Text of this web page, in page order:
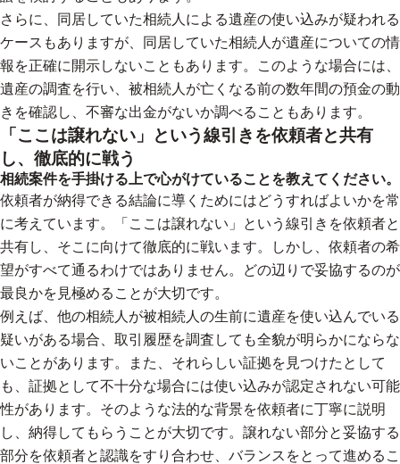
さらに、同居していた相続人による遺産の使い込みが疑われる
ケースもありますが、同居していた相続人が遺産についての情
報を正確に開示しないこともあります。このような場合には、
遺産の調査を行い、被相続人が亡くなる前の数年間の預金の動
きを確認し、不審な出金がないか調べることもあります。
「ここは譲れない」という線引きを依頼者と共有
し、徹底的に戦う
相続案件を手掛ける上で心がけていることを教えてください。
依頼者が納得できる結論に導くためにはどうすればよいかを常
に考えています。「ここは譲れない」という線引きを依頼者と
共有し、そこに向けて徹底的に戦います。しかし、依頼者の希
望がすべて通るわけではありません。どの辺りで妥協するのが
最良かを見極めることが大切です。
例えば、他の相続人が被相続人の生前に遺産を使い込んでいる
疑いがある場合、取引履歴を調査しても全貌が明らかにならな
いことがあります。また、それらしい証拠を見つけたとして
も、証拠として不十分な場合には使い込みが認定されない可能
性があります。そのような法的な背景を依頼者に丁寧に説明
し、納得してもらうことが大切です。譲れない部分と妥協する
部分を依頼者と認識をすり合わせ、バランスをとって進めるこ